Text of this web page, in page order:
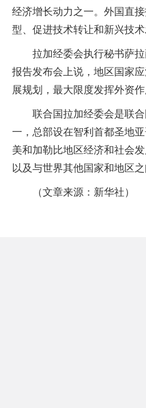
经济增长动力之一。外国直
型、促进技术转让和新兴技术
拉加经委会执行秘书萨
报告发布会上说，地区国家
展规划，最大限度发挥外资作
联合国拉加经委会是联
一，总部设在智利首都圣地
美和加勒比地区经济和社会
以及与世界其他国家和地区之
（文章来源：新华社）